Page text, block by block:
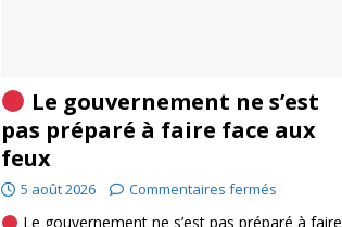
Le gouvernement ne s’est
pas préparé à faire face aux
feux
5 août 2026 Commentaires fermés
Le gouvernement ne s’est pas préparé à faire